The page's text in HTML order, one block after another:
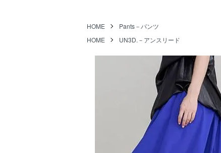
HOME
Pants－パンツ
HOME
UN3D.－アンスリード